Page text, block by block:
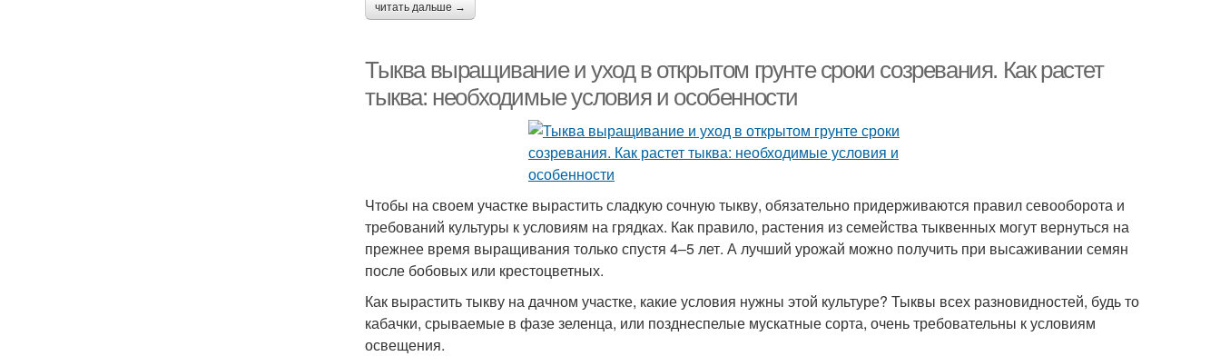
читать дальше →
Тыква выращивание и уход в открытом грунте сроки созревания. Как растет
тыква: необходимые условия и особенности
Чтобы на своем участке вырастить сладкую сочную тыкву, обязательно придерживаются правил севооборота и
требований культуры к условиям на грядках. Как правило, растения из семейства тыквенных могут вернуться на
прежнее время выращивания только спустя 4–5 лет. А лучший урожай можно получить при высаживании семян
после бобовых или крестоцветных.
Как вырастить тыкву на дачном участке, какие условия нужны этой культуре? Тыквы всех разновидностей, будь то
кабачки, срываемые в фазе зеленца, или позднеспелые мускатные сорта, очень требовательны к условиям
освещения.